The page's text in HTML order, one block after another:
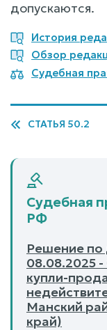
допускаются.
История
Обзор
Судебная
СТАТЬЯ 50.2
Судебная
РФ
Решение
08.08.2025
купли-
Манский
край)